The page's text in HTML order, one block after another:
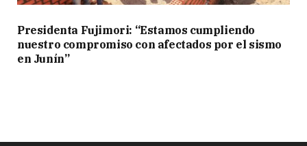
Presidenta Fujimori: “Estamos cumpliendo
nuestro compromiso con afectados por el sismo
en Junín”